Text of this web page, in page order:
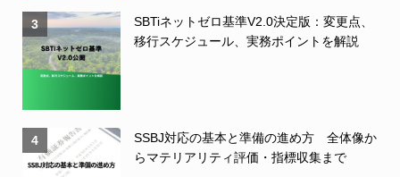
3
SBTiネットゼロ基準V2.0決定版：変更点、
移行スケジュール、実務ポイントを解説
4
SSBJ対応の基本と準備の進め方 全体像か
らマテリアリティ評価・指標収集まで